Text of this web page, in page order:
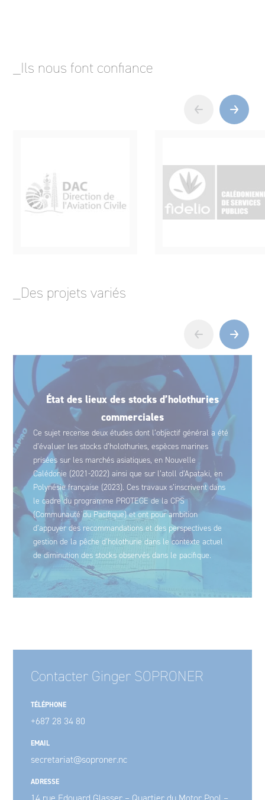
_Ils nous font confiance
_Des projets variés
État des lieux des stocks d’holothuries
commerciales
Ce sujet recense deux études dont l’objectif général a été
d’évaluer les stocks d’holothuries, espèces marines
prisées sur les marchés asiatiques, en Nouvelle
Calédonie (2021-2022) ainsi que sur l’atoll d’Apataki, en
Polynésie française (2023). Ces travaux s’inscrivent dans
le cadre du programme PROTEGE de la CPS
(Communauté du Pacifique) et ont pour ambition
d’appuyer des recommandations et des perspectives de
gestion de la pêche d’holothurie dans le contexte actuel
de diminution des stocks observés dans le pacifique.
‹ ›
Contacter Ginger SOPRONER
TÉLÉPHONE
+687 28 34 80
EMAIL
secretariat@soproner.nc
ADRESSE